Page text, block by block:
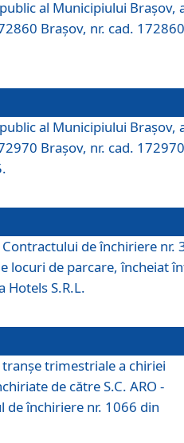
al Municipiului Braşov,
Brașov, nr. cad.
al Municipiului Braşov,
Brașov, nr. cad.
de închiriere nr.
locuri de parcare, încheiat
Hotels S.R.L.
trimestriale a chiriei
de către S.C. ARO -
de închiriere nr. 1066 din